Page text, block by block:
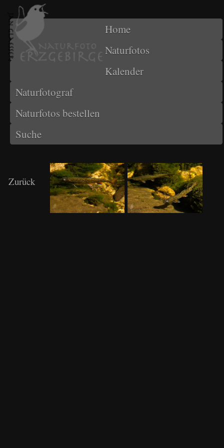
Home
Naturfotos
Kalender
Naturfotograf
Naturfotos bestellen
Suche
Zurück